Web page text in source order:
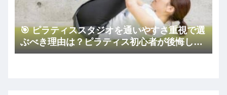
🎯 ピラティススタジオを通いやすさ重視で選
ぶべき理由は？ピラティス初心者が後悔しな
いコツ🏠